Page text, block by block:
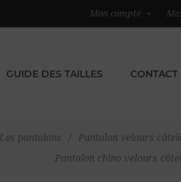
Mon compte
GUIDE DES TAILLES CONTACT
Les pantalons / Pantalon velours
Pantalon chino velours